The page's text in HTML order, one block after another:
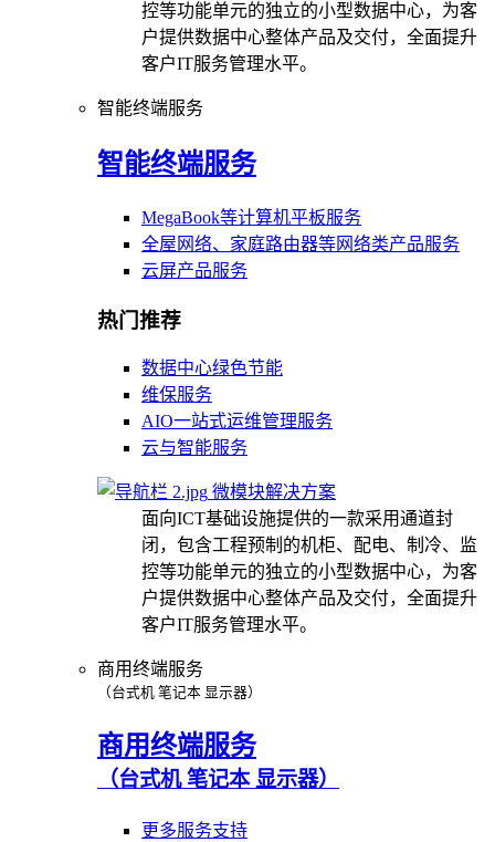
控等功能单元的独立的小型数据中心，为客
户提供数据中心整体产品及交付，全面提升
客户IT服务管理水平。
智能终端服务
智能终端服务
MegaBook等计算机平板服务
全屋网络、家庭路由器等网络类产品服务
云屏产品服务
热门推荐
数据中心绿色节能
维保服务
AIO一站式运维管理服务
云与智能服务
微模块解决方案
面向ICT基础设施提供的一款采用通道封
闭，包含工程预制的机柜、配电、制冷、监
控等功能单元的独立的小型数据中心，为客
户提供数据中心整体产品及交付，全面提升
客户IT服务管理水平。
商用终端服务
（台式机 笔记本 显示器）
商用终端服务
（台式机 笔记本 显示器）
更多服务支持